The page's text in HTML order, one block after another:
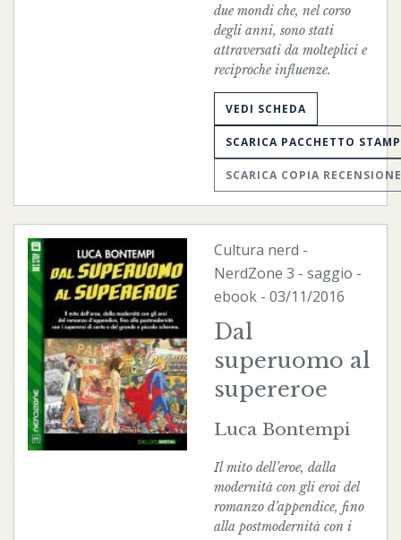
due mondi che, nel corso
degli anni, sono stati
attraversati da molteplici e
reciproche influenze.
VEDI SCHEDA
SCARICA PACCHETTO
SCARICA COPIA RECENSIONE
Cultura nerd -
NerdZone 3 - saggio -
ebook - 03/11/2016
Dal
superuomo al
supereroe
Luca Bontempi
Il mito dell’eroe, dalla
modernità con gli eroi del
romanzo d’appendice, fino
alla postmodernità con i